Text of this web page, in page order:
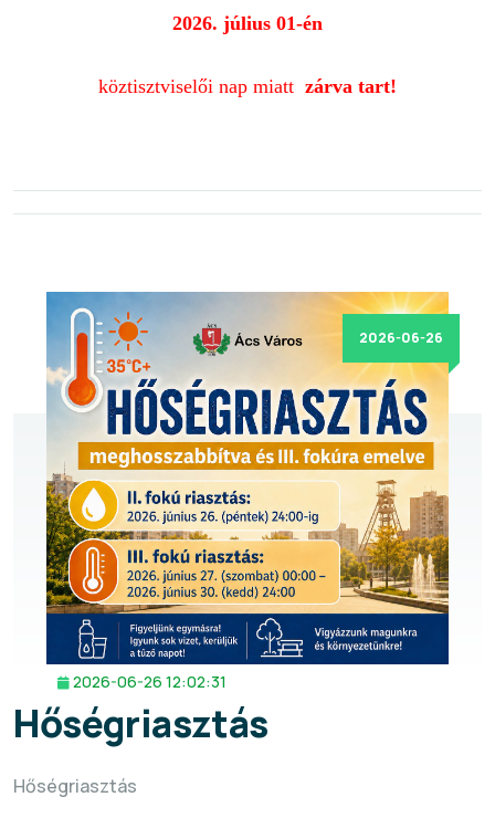
2026. július 01-én
köztisztviselői nap miatt zárva tart!
2026-06-26
2026-06-26 12:02:31
Hőségriasztás
Hőségriasztás